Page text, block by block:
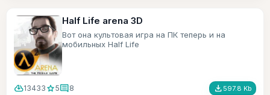
Half Life arena 3D
Вот она культовая игра на ПК теперь и на
мобильных Half Life
cloud_download13433 star5comment8 file_download 597.8 Kb